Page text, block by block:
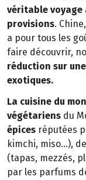
véritable voyage
provisions.
a pour tous les
faire découvrir,
réduction sur
exotiques.
La cuisine du
végétariens du
épices réputées
kimchi, miso…),
(tapas, mezzés,
par les parfums